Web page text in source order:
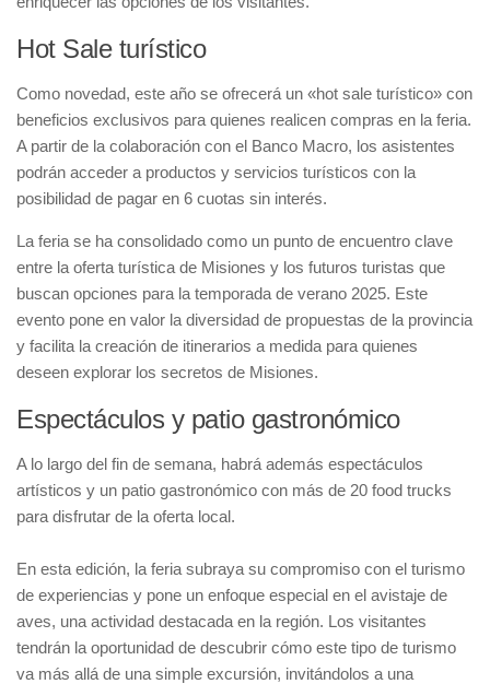
Hot Sale turístico
Como novedad, este año se ofrecerá un «hot sale turístico» con
beneficios exclusivos para quienes realicen compras en la feria.
A partir de la colaboración con el Banco Macro, los asistentes
podrán acceder a productos y servicios turísticos con la
posibilidad de pagar en 6 cuotas sin interés.
La feria se ha consolidado como un punto de encuentro clave
entre la oferta turística de Misiones y los futuros turistas que
buscan opciones para la temporada de verano 2025. Este
evento pone en valor la diversidad de propuestas de la provincia
y facilita la creación de itinerarios a medida para quienes
deseen explorar los secretos de Misiones.
Espectáculos y patio gastronómico
A lo largo del fin de semana, habrá además espectáculos
artísticos y un patio gastronómico con más de 20 food trucks
para disfrutar de la oferta local.
En esta edición, la feria subraya su compromiso con el turismo
de experiencias y pone un enfoque especial en el avistaje de
aves, una actividad destacada en la región. Los visitantes
tendrán la oportunidad de descubrir cómo este tipo de turismo
va más allá de una simple excursión, invitándolos a una